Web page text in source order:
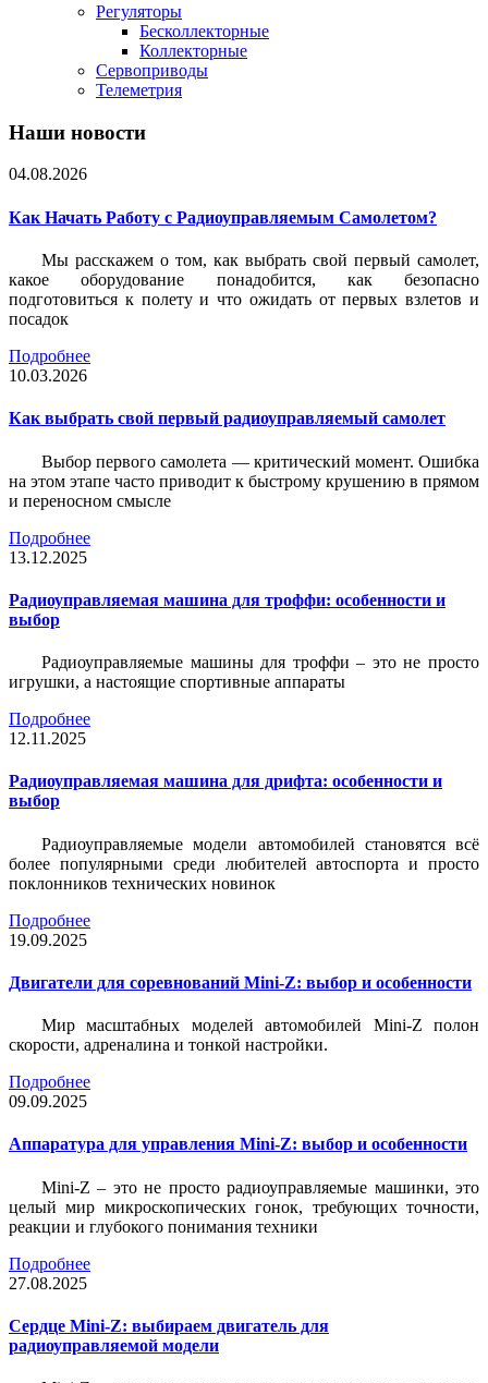
Регуляторы
Бесколлекторные
Коллекторные
Сервоприводы
Телеметрия
Наши новости
04.08.2026
Как Начать Работу с Радиоуправляемым Самолетом?
Мы расскажем о том, как выбрать свой первый самолет,
какое оборудование понадобится, как безопасно
подготовиться к полету и что ожидать от первых взлетов и
посадок
Подробнее
10.03.2026
Как выбрать свой первый радиоуправляемый самолет
Выбор первого самолета — критический момент. Ошибка
на этом этапе часто приводит к быстрому крушению в прямом
и переносном смысле
Подробнее
13.12.2025
Радиоуправляемая машина для троффи: особенности и
выбор
Радиоуправляемые машины для троффи – это не просто
игрушки, а настоящие спортивные аппараты
Подробнее
12.11.2025
Радиоуправляемая машина для дрифта: особенности и
выбор
Радиоуправляемые модели автомобилей становятся всё
более популярными среди любителей автоспорта и просто
поклонников технических новинок
Подробнее
19.09.2025
Двигатели для соревнований Mini-Z: выбор и особенности
Мир масштабных моделей автомобилей Mini-Z полон
скорости, адреналина и тонкой настройки.
Подробнее
09.09.2025
Аппаратура для управления Mini-Z: выбор и особенности
Mini-Z – это не просто радиоуправляемые машинки, это
целый мир микроскопических гонок, требующих точности,
реакции и глубокого понимания техники
Подробнее
27.08.2025
Сердце Mini-Z: выбираем двигатель для
радиоуправляемой модели